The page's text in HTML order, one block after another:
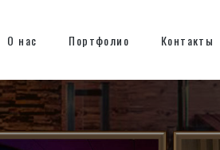
О нас Портфолио Контакты